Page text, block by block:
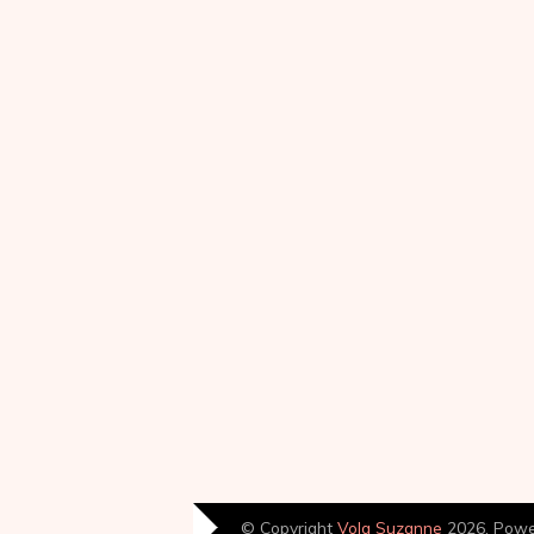
© Copyright Volg Suzanne 2026.